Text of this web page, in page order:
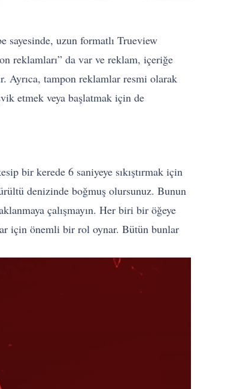
sayesinde, uzun formatlı Trueview
reklamları” da var ve reklam, içeriğe
Ayrıca, tampon reklamlar resmi olarak
etmek veya başlatmak için de
bir kerede 6 saniyeye sıkıştırmak için
denizinde boğmuş olursunuz. Bunun
çalışmayın. Her biri bir öğeye
için önemli bir rol oynar. Bütün bunlar